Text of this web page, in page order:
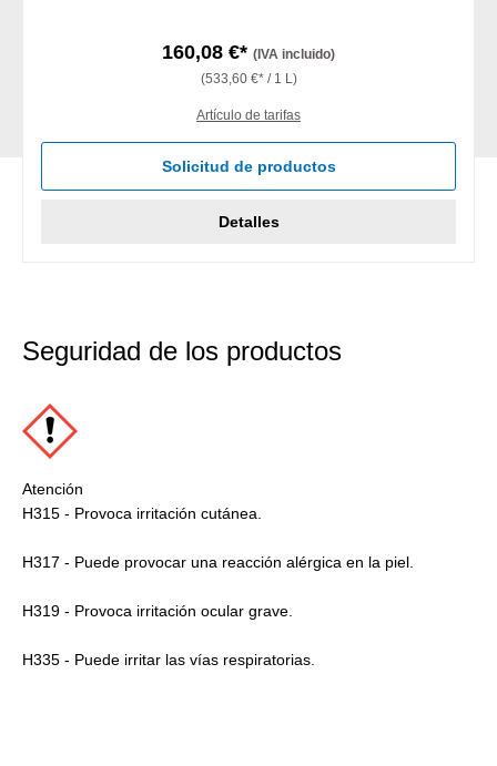
160,08 €* (IVA incluido)
(533,60 €* / 1 L)
Artículo de tarifas
Solicitud de productos
Detalles
Seguridad de los productos
Atención
H315 - Provoca irritación cutánea.
H317 - Puede provocar una reacción alérgica en la piel.
H319 - Provoca irritación ocular grave.
H335 - Puede irritar las vías respiratorias.